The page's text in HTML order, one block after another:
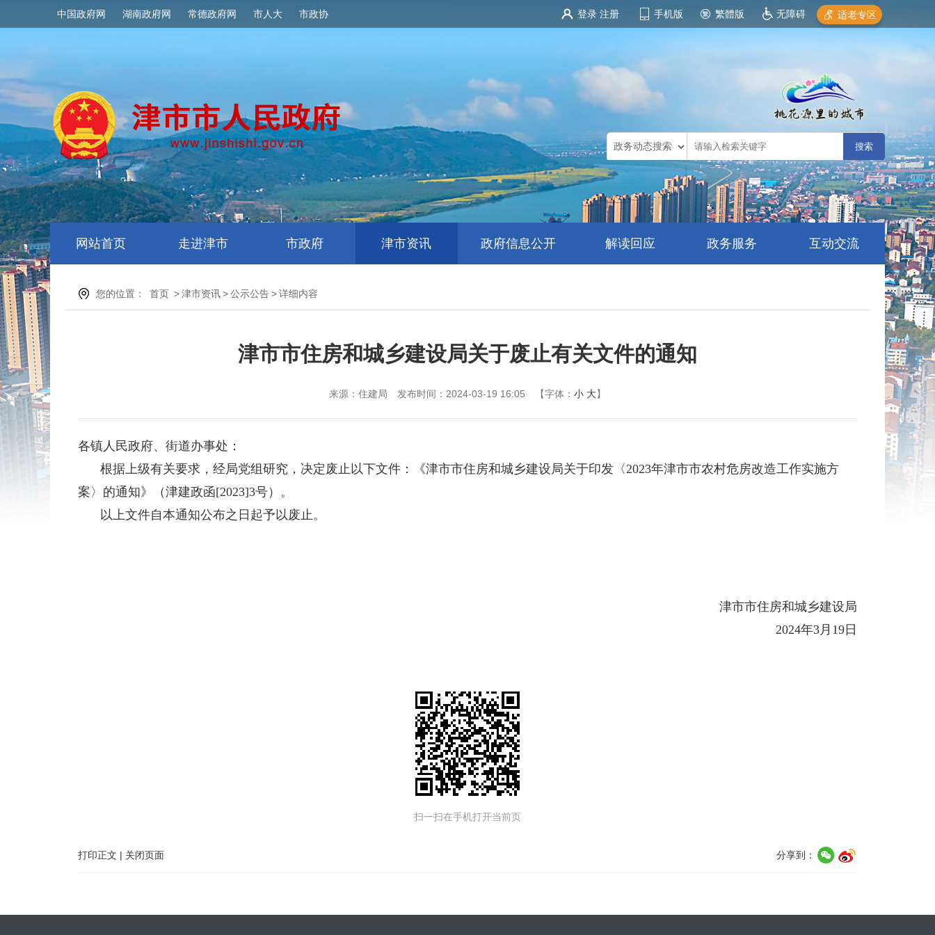
中国政府网 湖南政府网 常德政府网 市人大 市政协 登录 注册 手机版 繁體版 无障碍 适老专区
网站首页 走进津市 市政府 津市资讯 政府信息公开 解读回应 政务服务 互动交流
您的位置： 首页 >津市资讯>公示公告>详细内容
津市市住房和城乡建设局关于废止有关文件的通知
来源：住建局 发布时间：2024-03-19 16:05 【字体： 小 大】
各镇人民政府、街道办事处：
根据上级有关要求，经局党组研究，决定废止以下文件：《津市市住房和城乡建设局关于印发〈2023年津市市农村危房改造工作实施方
案〉的通知》（津建政函[2023]3号）。
以上文件自本通知公布之日起予以废止。
津市市住房和城乡建设局
2024年3月19日
扫一扫在手机打开当前页
分享到：
打印正文 | 关闭页面